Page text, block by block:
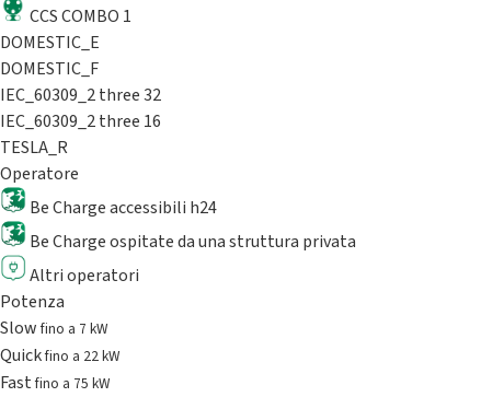
CCS COMBO 1
DOMESTIC_E
DOMESTIC_F
IEC_60309_2 three 32
IEC_60309_2 three 16
TESLA_R
Operatore
Be Charge accessibili h24
Be Charge ospitate da una struttura privata
Altri operatori
Potenza
Slowfino a 7 kW
Quickfino a 22 kW
Fastfino a 75 kW